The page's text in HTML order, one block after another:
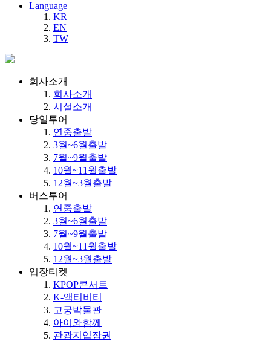
Language
KR
EN
TW
회사소개
회사소개
시설소개
당일투어
연중출발
3월~6월출발
7월~9월출발
10월~11월출발
12월~3월출발
버스투어
연중출발
3월~6월출발
7월~9월출발
10월~11월출발
12월~3월출발
입장티켓
KPOP콘서트
K-액티비티
고궁박물관
아이와함께
관광지입장권